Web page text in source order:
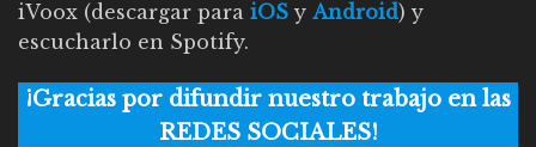
iVoox (descargar para iOS y Android) y
escucharlo en Spotify.
¡Gracias por difundir nuestro trabajo en las
REDES SOCIALES!